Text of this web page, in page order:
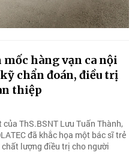
hàng vạn ca nội
chẩn đoán, điều trị
thiệp
ThS.BSNT Lưu Tuấn Thành,
đã khắc họa một bác sĩ trẻ
lượng điều trị cho người